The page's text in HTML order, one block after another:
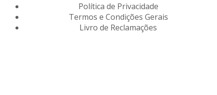
Política de Privacidade
Termos e Condições Gerais
Livro de Reclamações